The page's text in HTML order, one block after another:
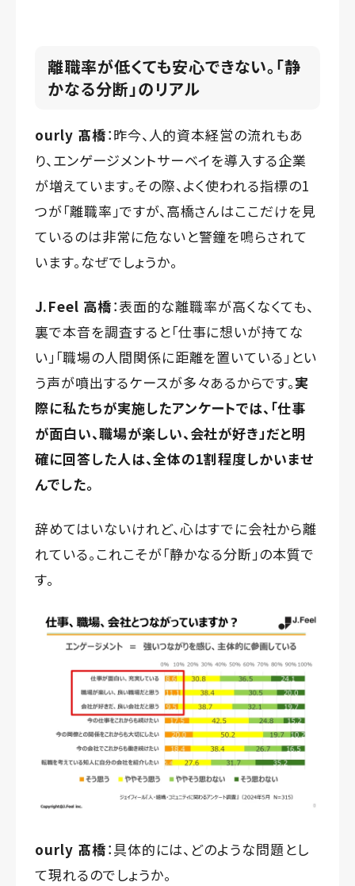
離職率が低くても安心できない。「静
かなる分断」のリアル
ourly 髙橋：昨今、人的資本経営の流れもあ
り、エンゲージメントサーベイを導入する企業
が増えています。その際、よく使われる指標の1
つが「離職率」ですが、高橋さんはここだけを見
ているのは非常に危ないと警鐘を鳴らされて
います。なぜでしょうか。
J.Feel 高橋：表面的な離職率が高くなくても、
裏で本音を調査すると「仕事に想いが持てな
い」「職場の人間関係に距離を置いている」とい
う声が噴出するケースが多々あるからです。実
際に私たちが実施したアンケートでは、「仕事
が面白い、職場が楽しい、会社が好き」だと明
確に回答した人は、全体の1割程度しかいませ
んでした。
辞めてはいないけれど、心はすでに会社から離
れている。これこそが「静かなる分断」の本質で
す。
ourly 髙橋：具体的には、どのような問題とし
て現れるのでしょうか。